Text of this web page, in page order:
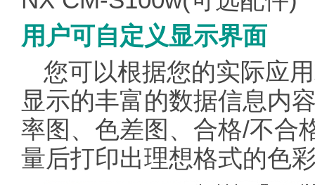
用户可自定义显示界面
您可以根据您的实际应
显示的丰富的数据信息内
率图、色差图、合格/不合
量后打印出理想格式的色